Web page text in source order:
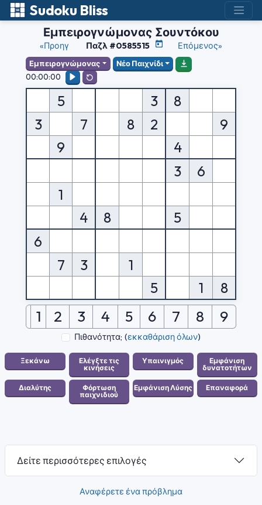
Sudoku Bliss
Εμπειρογνώμονας Σουντόκου
«Προηγ Παζλ #0585515 Επόμενος»
Εμπειρογνώμονας Νέο Παιχνίδι
00:00:00
5 3
8
3
7 8 2
9
9
4
3
6
1
4
8
5
6
7
3
1
5
1 8
1 2 3 4 5 6 7 8 9
Πιθανότητα; (εκκαθάριση όλων)
Δείτε περισσότερες επιλογές
Αναφέρετε ένα πρόβλημα